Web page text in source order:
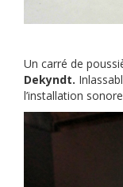
Un carré de
Dekyndt.
l’installation